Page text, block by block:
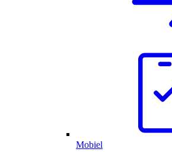
Mobiel